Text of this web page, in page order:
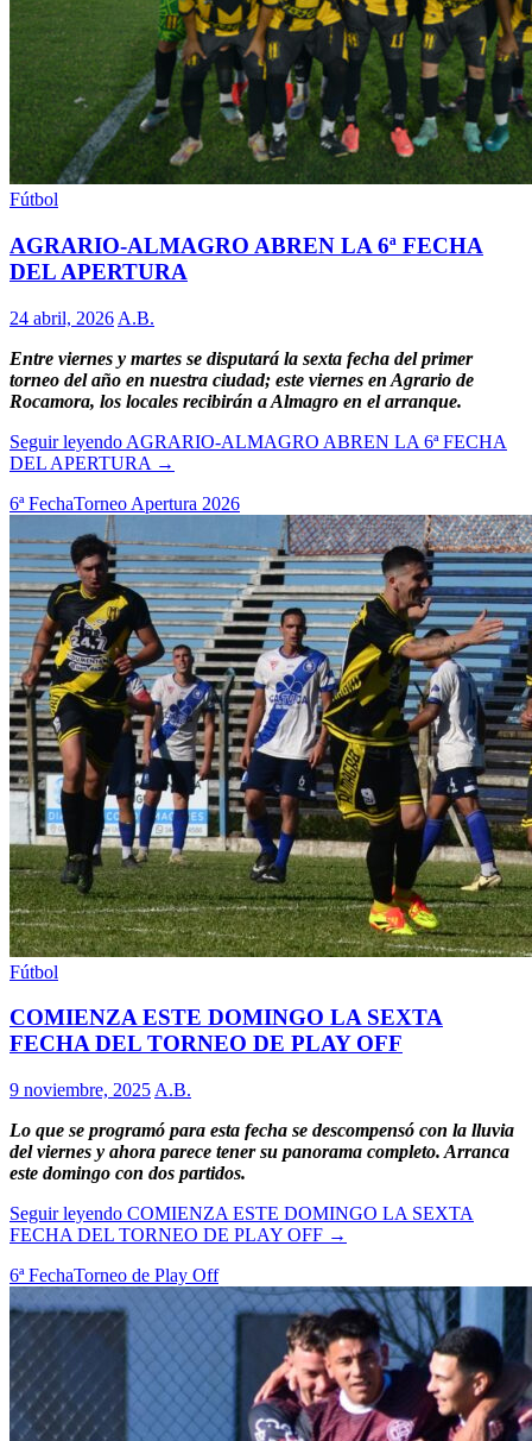
Fútbol
AGRARIO-ALMAGRO ABREN LA 6ª FECHA
DEL APERTURA
24 abril, 2026 A.B.
Entre viernes y martes se disputará la sexta fecha del primer
torneo del año en nuestra ciudad; este viernes en Agrario de
Rocamora, los locales recibirán a Almagro en el arranque.
Seguir leyendo AGRARIO-ALMAGRO ABREN LA 6ª FECHA
DEL APERTURA →
6ª FechaTorneo Apertura 2026
Fútbol
COMIENZA ESTE DOMINGO LA SEXTA
FECHA DEL TORNEO DE PLAY OFF
9 noviembre, 2025 A.B.
Lo que se programó para esta fecha se descompensó con la lluvia
del viernes y ahora parece tener su panorama completo. Arranca
este domingo con dos partidos.
Seguir leyendo COMIENZA ESTE DOMINGO LA SEXTA
FECHA DEL TORNEO DE PLAY OFF →
6ª FechaTorneo de Play Off